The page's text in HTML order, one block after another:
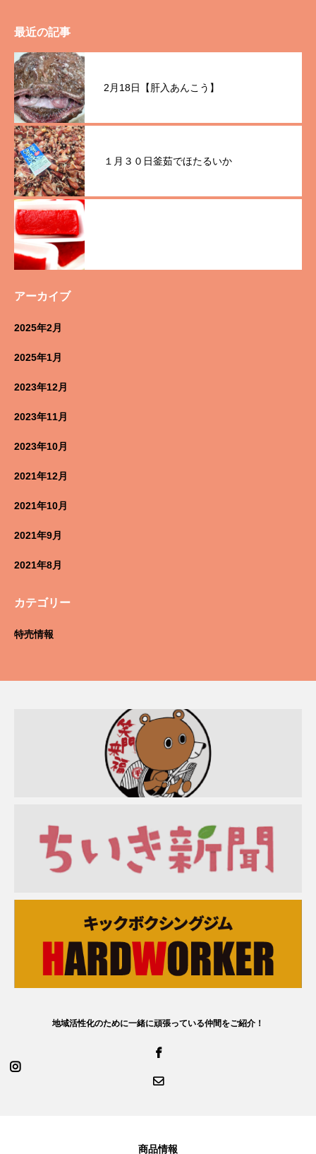
最近の記事
2月18日【肝入あんこう】
１月３０日釜茹でほたるいか
アーカイブ
2025年2月
2025年1月
2023年12月
2023年11月
2023年10月
2021年12月
2021年10月
2021年9月
2021年8月
カテゴリー
特売情報
地域活性化のために一緒に頑張っている仲間をご紹介！
商品情報